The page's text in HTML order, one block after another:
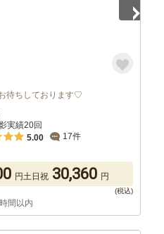
待ちしております♡
実績20回
5.00
17件
円土日祝 30,360 円
間以内